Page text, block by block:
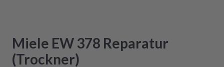
Miele EW 378 Reparatur
(Trockner)